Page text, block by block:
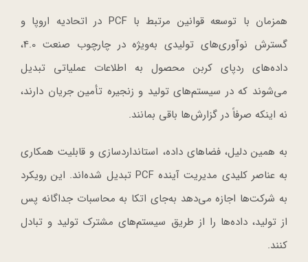
همزمان با توسعه قوانین مرتبط با PCF در اتحادیه اروپا و
گسترش نوآوری‌های تولیدی به‌ویژه در چارچوب صنعت 4.0،
داده‌های ردپای کربن محصول به اطلاعات عملیاتی تبدیل
می‌شوند که در سیستم‌های تولید و زنجیره تأمین جریان دارند،
نه اینکه صرفاً در گزارش‌ها باقی بمانند.
به همین دلیل، فضاهای داده، استانداردسازی و قابلیت همکاری
به عناصر کلیدی مدیریت آینده PCF تبدیل شده‌اند. این رویکرد
به شرکت‌ها اجازه می‌دهد به‌جای اتکا به محاسبات جداگانه پس
از تولید، داده‌ها را از طریق سیستم‌های مشترک تولید و تبادل
کنند.